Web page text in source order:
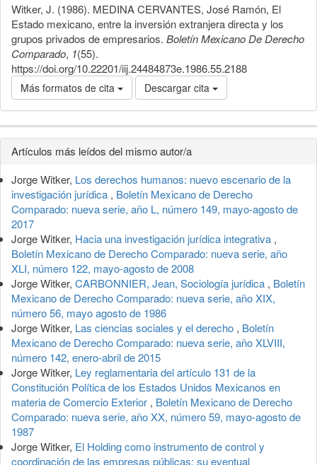
Witker, J. (1986). MEDINA CERVANTES, José Ramón, El
Estado mexicano, entre la inversión extranjera directa y los
grupos privados de empresarios. Boletín Mexicano De Derecho
Comparado, 1(55).
https://doi.org/10.22201/iij.24484873e.1986.55.2188
Más formatos de cita Descargar cita
Detalles
del
artículo
Artículos más leídos del mismo autor/a
Jorge Witker, Los derechos humanos: nuevo escenario de la
investigación jurídica , Boletín Mexicano de Derecho
Comparado: nueva serie, año L, número 149, mayo-agosto de
2017
Jorge Witker, Hacia una investigación jurídica integrativa ,
Boletín Mexicano de Derecho Comparado: nueva serie, año
XLI, número 122, mayo-agosto de 2008
Jorge Witker, CARBONNIER, Jean, Sociología jurídica , Boletín
Mexicano de Derecho Comparado: nueva serie, año XIX,
número 56, mayo agosto de 1986
Jorge Witker, Las ciencias sociales y el derecho , Boletín
Mexicano de Derecho Comparado: nueva serie, año XLVIII,
número 142, enero-abril de 2015
Jorge Witker, Ley reglamentaria del artículo 131 de la
Constitución Política de los Estados Unidos Mexicanos en
materia de Comercio Exterior , Boletín Mexicano de Derecho
Comparado: nueva serie, año XX, número 59, mayo-agosto de
1987
Jorge Witker, El Holding como instrumento de control y
coordinación de las empresas públicas: su eventual